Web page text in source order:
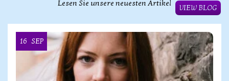
Lesen Sie unsere neuesten Artikel
VIEW BLOG
16 SEP